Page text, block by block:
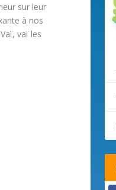
sur leur
à nos
vaï les